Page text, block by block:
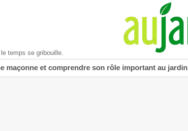
temps se gribouille.
maçonne et comprendre son rôle important au jardin